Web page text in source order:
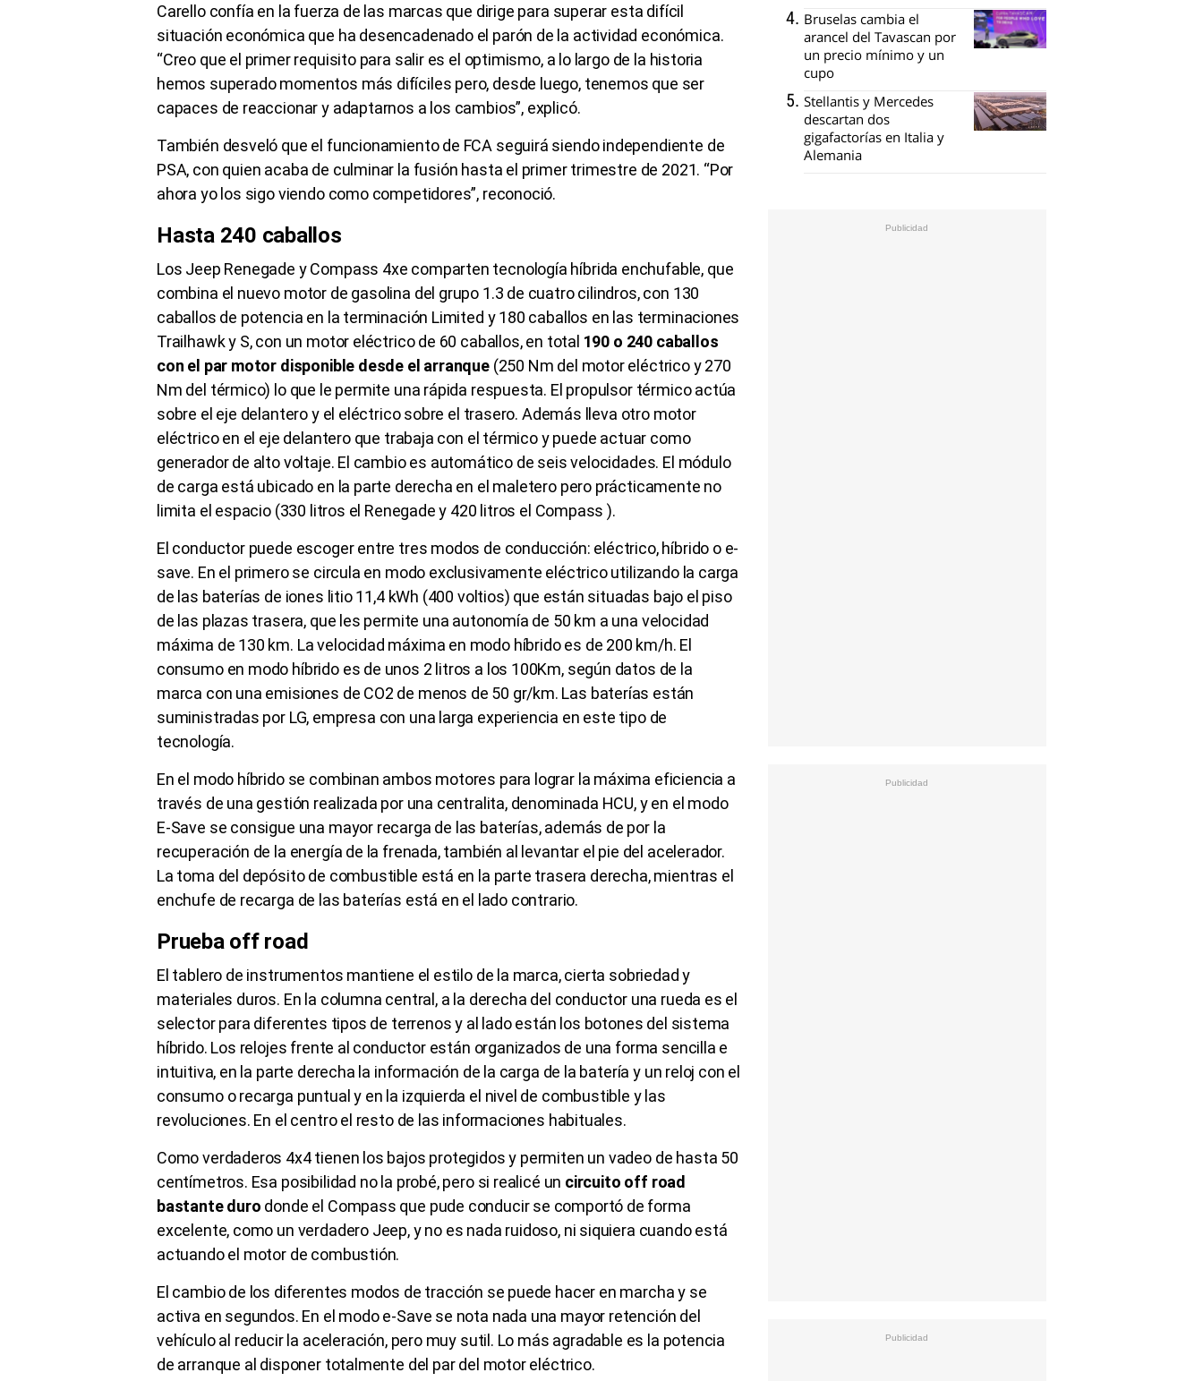
Carello confía en la fuerza de las marcas que dirige para superar esta difícil
situación económica que ha desencadenado el parón de la actividad económica.
“Creo que el primer requisito para salir es el optimismo, a lo largo de la historia
hemos superado momentos más difíciles pero, desde luego, tenemos que ser
capaces de reaccionar y adaptarnos a los cambios”, explicó.
También desveló que el funcionamiento de FCA seguirá siendo independiente de
PSA, con quien acaba de culminar la fusión hasta el primer trimestre de 2021. “Por
ahora yo los sigo viendo como competidores”, reconoció.
Hasta 240 caballos
Los Jeep Renegade y Compass 4xe comparten tecnología híbrida enchufable, que
combina el nuevo motor de gasolina del grupo 1.3 de cuatro cilindros, con 130
caballos de potencia en la terminación Limited y 180 caballos en las terminaciones
Trailhawk y S, con un motor eléctrico de 60 caballos, en total 190 o 240 caballos
con el par motor disponible desde el arranque(250 Nm del motor eléctrico y 270
Nm del térmico) lo que le permite una rápida respuesta. El propulsor térmico actúa
sobre el eje delantero y el eléctrico sobre el trasero. Además lleva otro motor
eléctrico en el eje delantero que trabaja con el térmico y puede actuar como
generador de alto voltaje. El cambio es automático de seis velocidades. El módulo
de carga está ubicado en la parte derecha en el maletero pero prácticamente no
limita el espacio (330 litros el Renegade y 420 litros el Compass ).
El conductor puede escoger entre tres modos de conducción: eléctrico, híbrido o e-
save. En el primero se circula en modo exclusivamente eléctrico utilizando la carga
de las baterías de iones litio 11,4 kWh (400 voltios) que están situadas bajo el piso
de las plazas trasera, que les permite una autonomía de 50 km a una velocidad
máxima de 130 km. La velocidad máxima en modo híbrido es de 200 km/h. El
consumo en modo híbrido es de unos 2 litros a los 100Km, según datos de la
marca con una emisiones de CO2 de menos de 50 gr/km. Las baterías están
suministradas por LG, empresa con una larga experiencia en este tipo de
tecnología.
En el modo híbrido se combinan ambos motores para lograr la máxima eficiencia a
través de una gestión realizada por una centralita, denominada HCU, y en el modo
E-Save se consigue una mayor recarga de las baterías, además de por la
recuperación de la energía de la frenada, también al levantar el pie del acelerador.
La toma del depósito de combustible está en la parte trasera derecha, mientras el
enchufe de recarga de las baterías está en el lado contrario.
Prueba off road
El tablero de instrumentos mantiene el estilo de la marca, cierta sobriedad y
materiales duros. En la columna central, a la derecha del conductor una rueda es el
selector para diferentes tipos de terrenos y al lado están los botones del sistema
híbrido. Los relojes frente al conductor están organizados de una forma sencilla e
intuitiva, en la parte derecha la información de la carga de la batería y un reloj con el
consumo o recarga puntual y en la izquierda el nivel de combustible y las
revoluciones. En el centro el resto de las informaciones habituales.
Como verdaderos 4x4 tienen los bajos protegidos y permiten un vadeo de hasta 50
centímetros. Esa posibilidad no la probé, pero si realicé un circuito off road
bastante duro donde el Compass que pude conducir se comportó de forma
excelente, como un verdadero Jeep, y no es nada ruidoso, ni siquiera cuando está
actuando el motor de combustión.
El cambio de los diferentes modos de tracción se puede hacer en marcha y se
activa en segundos. En el modo e-Save se nota nada una mayor retención del
vehículo al reducir la aceleración, pero muy sutil. Lo más agradable es la potencia
de arranque al disponer totalmente del par del motor eléctrico.
Bruselas cambia el
arancel del Tavascan por
un precio mínimo y un
cupo
Stellantis y Mercedes
descartan dos
gigafactorías en Italia y
Alemania